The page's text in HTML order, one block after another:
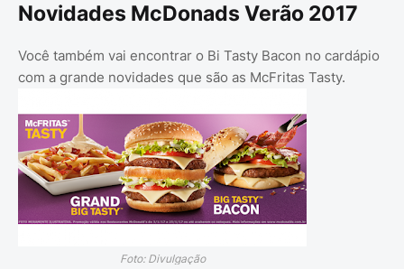
Novidades McDonads Verão 2017
Você também vai encontrar o Bi Tasty Bacon no cardápio
com a grande novidades que são as McFritas Tasty.
Foto: Divulgação